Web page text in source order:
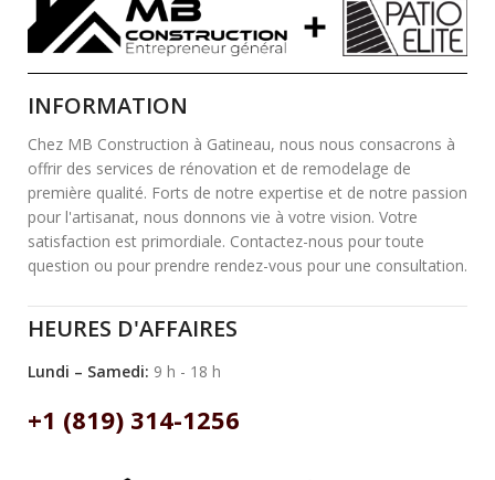
INFORMATION
Chez MB Construction à Gatineau, nous nous consacrons à
offrir des services de rénovation et de remodelage de
première qualité. Forts de notre expertise et de notre passion
pour l'artisanat, nous donnons vie à votre vision. Votre
satisfaction est primordiale. Contactez-nous pour toute
question ou pour prendre rendez-vous pour une consultation.
HEURES D'AFFAIRES
Lundi – Samedi: 9 h - 18 h
+1 (819) 314-1256